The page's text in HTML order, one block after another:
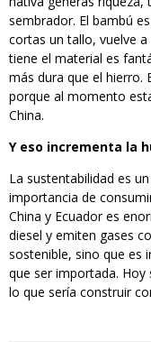
sembrador. El bambú
cortas un tallo, vuelve a
tiene el material es
más dura que el hierro.
porque al momento
China.
Y eso incrementa la
La sustentabilidad es
importancia de
China y Ecuador es
diesel y emiten gases
sostenible, sino que es
que ser importada.
lo que sería construir